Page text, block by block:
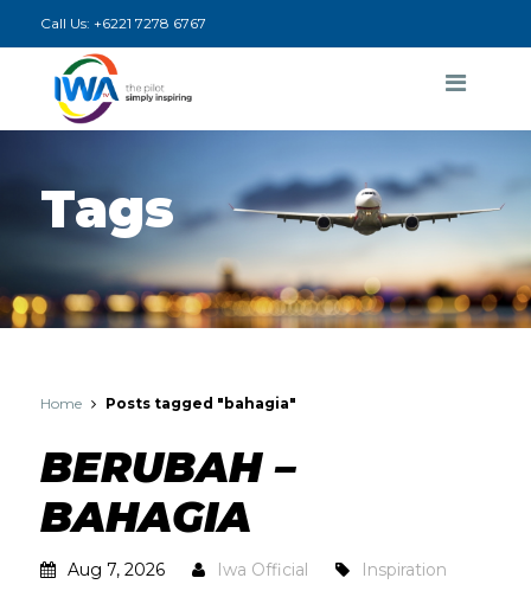
Call Us: +6221 7278 6767
Tags
Home Posts tagged "bahagia"
BERUBAH –
BAHAGIA
Aug 7, 2026 Iwa Official Inspiration